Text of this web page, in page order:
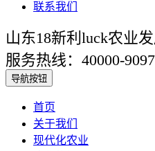
联系我们
山东18新利luck农业
服务热线：40000-
导航按钮
首页
关于我们
现代化农业